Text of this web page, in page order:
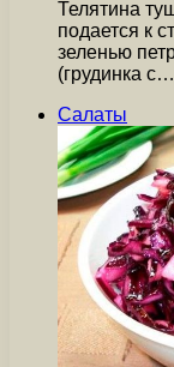
Телятина
подается к
зеленью
(грудинка с…
Салаты